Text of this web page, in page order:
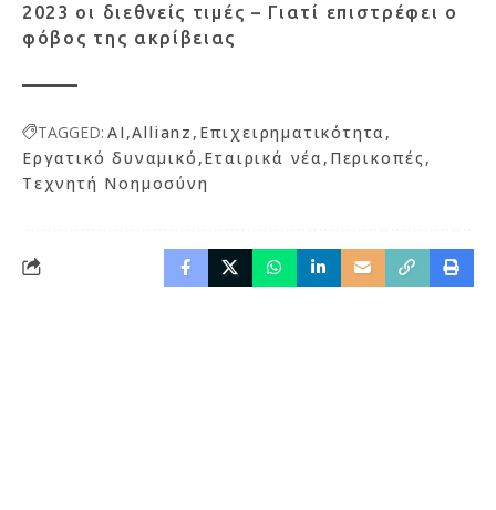
2023 οι διεθνείς τιμές – Γιατί επιστρέφει ο
φόβος της ακρίβειας
TAGGED: AI Allianz Επιχειρηματικότητα
Εργατικό δυναμικό Εταιρικά νέα Περικοπές
Τεχνητή Νοημοσύνη